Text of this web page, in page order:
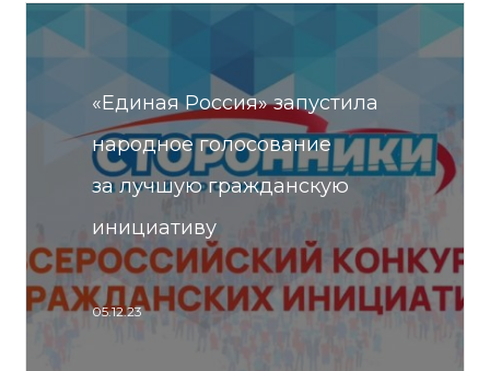
«Единая Россия» запустила
народное голосование
за лучшую гражданскую
инициативу
05.12.23